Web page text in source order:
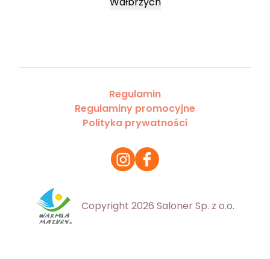
Regulamin
Regulaminy promocyjne
Polityka prywatności
Copyright 2026 Saloner Sp. z o.o.